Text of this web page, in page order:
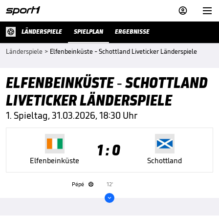


LÄNDERSPIELE SPIELPLAN ERGEBNISSE
Länderspiele > Elfenbeinküste - Schottland Liveticker Länderspiele
ELFENBEINKÜSTE - SCHOTTLAND
LIVETICKER LÄNDERSPIELE
1. Spieltag, 31.03.2026, 18:30 Uhr
Elfenbeinküste
1 : 0
Schottland
Pépé  12'
